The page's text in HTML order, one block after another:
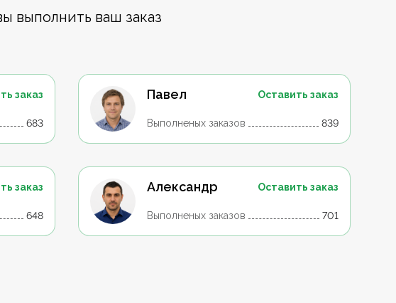
выполнить ваш заказ
заказ
683
Павел Оставить заказ
Выполненых заказов 839
заказ
648
Александр Оставить заказ
Выполненых заказов 701